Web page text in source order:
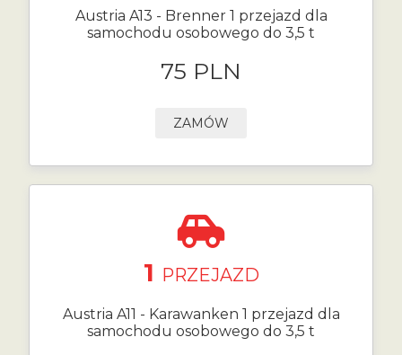
Austria A13 - Brenner 1 przejazd dla
samochodu osobowego do 3,5 t
75 PLN
ZAMÓW
1 PRZEJAZD
Austria A11 - Karawanken 1 przejazd dla
samochodu osobowego do 3,5 t